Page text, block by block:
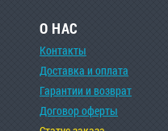
О НАС
Контакты
Доставка и оплата
Гарантии и возврат
Договор оферты